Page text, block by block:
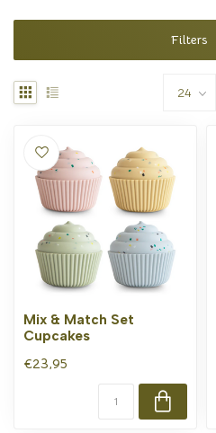
Filters
Mix & Match Set
Cupcakes
€23,95